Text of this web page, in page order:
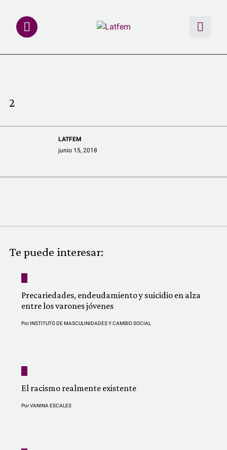
REDACCIÓN ABIERTA
LATFEMLAB.
QUIÉNES SOMOS
2
LATFEM
junio 15, 2018
Te puede interesar:
Precariedades, endeudamiento y suicidio en alza
entre los varones jóvenes
PorINSTITUTO DE MASCULINIDADES Y CAMBIO SOCIAL
El racismo realmente existente
PorVANINA ESCALES